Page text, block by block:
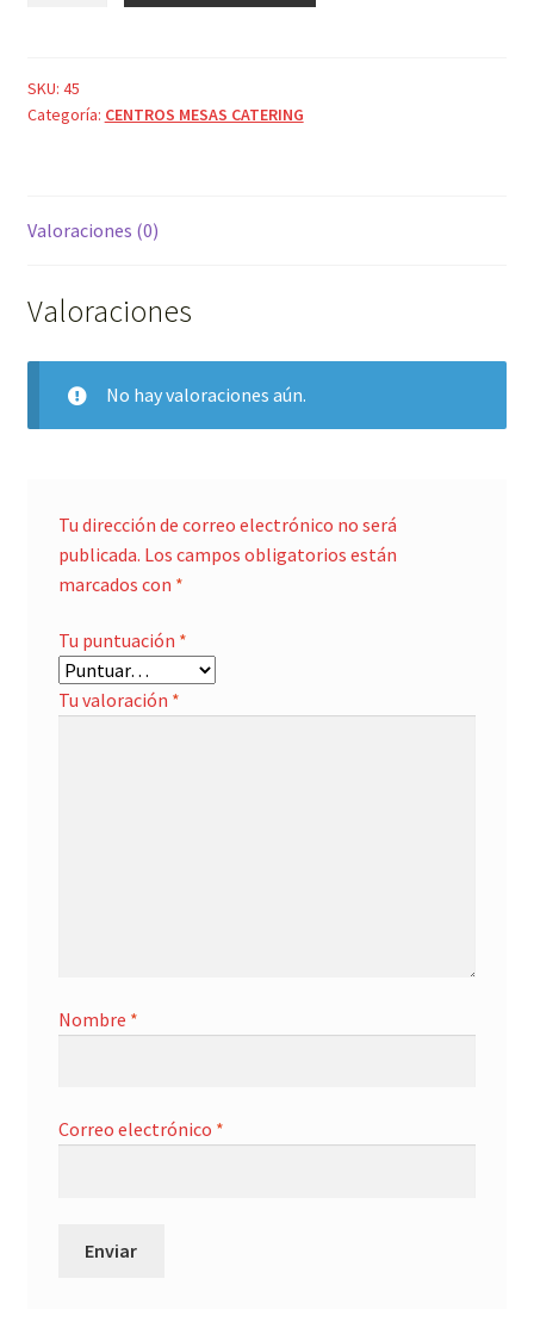
SKU: 45
Categoría: CENTROS MESAS CATERING
Valoraciones (0)
Valoraciones
No hay valoraciones aún.
Tu dirección de correo electrónico no será
publicada. Los campos obligatorios están
marcados con *
Tu puntuación *
Tu valoración *
Nombre *
Correo electrónico *